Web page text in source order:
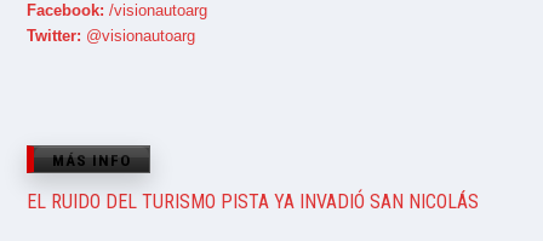
Facebook: /visionautoarg
Twitter: @visionautoarg
MÁS INFO
EL RUIDO DEL TURISMO PISTA YA INVADIÓ SAN NICOLÁS